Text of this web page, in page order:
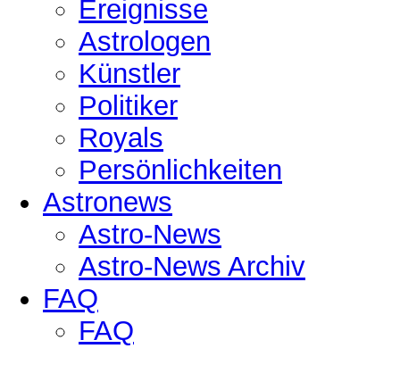
Ereignisse
Astrologen
Künstler
Politiker
Royals
Persönlichkeiten
Astronews
Astro-News
Astro-News Archiv
FAQ
FAQ